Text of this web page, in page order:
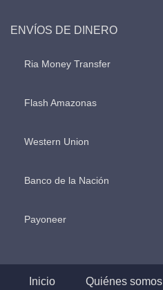
ENVÍOS DE DINERO
Ria Money Transfer
Flash Amazonas
Western Union
Banco de la Nación
Payoneer
Inicio Quiénes somos